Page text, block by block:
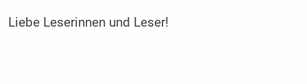
Liebe Leserinnen und Leser!